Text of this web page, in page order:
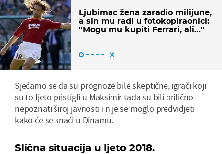
Ljubimac žena zaradio milijune,
a sin mu radi u fotokopiraonici:
''Mogu mu kupiti Ferrari, ali…''
Sjećamo se da su prognoze bile skeptične, igrači koji
su to ljeto pristigli u Maksimir tada su bili prilično
nepoznati široj javnosti i nije se moglo predvidjeti
kako će se snaći u Dinamu.
Slična situacija u ljeto 2018.